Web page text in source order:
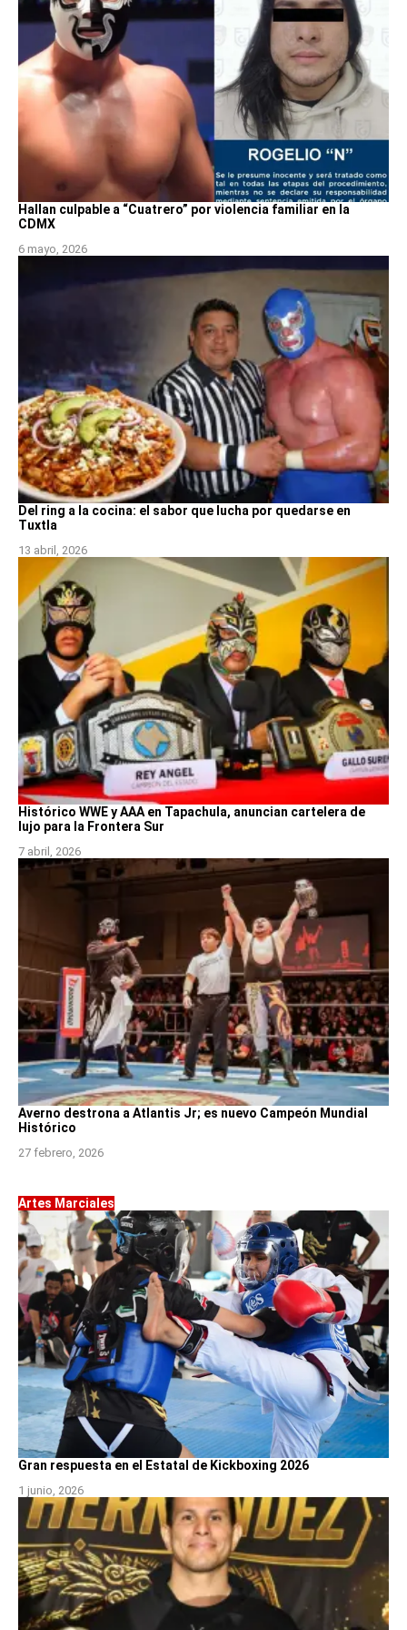
Hallan culpable a “Cuatrero” por violencia familiar en la
CDMX
6 mayo, 2026
Del ring a la cocina: el sabor que lucha por quedarse en
Tuxtla
13 abril, 2026
Histórico WWE y AAA en Tapachula, anuncian cartelera de
lujo para la Frontera Sur
7 abril, 2026
Averno destrona a Atlantis Jr; es nuevo Campeón Mundial
Histórico
27 febrero, 2026
Artes Marciales
Gran respuesta en el Estatal de Kickboxing 2026
1 junio, 2026